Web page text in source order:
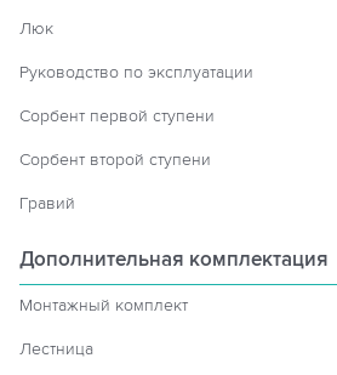
Люк
Руководство по эксплуатации
Сорбент первой ступени
Сорбент второй ступени
Гравий
Дополнительная комплектация
Монтажный комплект
Лестница